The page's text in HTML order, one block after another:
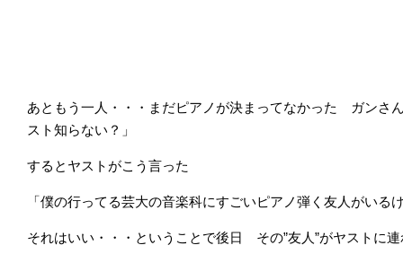
あともう一人・・・まだピアノが決まってなかった ガンさ
スト知らない？」
するとヤストがこう言った
「僕の行ってる芸大の音楽科にすごいピアノ弾く友人がいる
それはいい・・・ということで後日 その”友人”がヤストに